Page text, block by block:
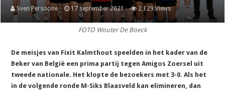
Sven Persoone 17 september 2021 2,129 Views
FOTO Wouter De Boeck
De meisjes van Fixit Kalmthout speelden in het kader van de
Beker van België een prima partij tegen Amigos Zoersel uit
tweede nationale. Het klopte de bezoekers met 3-0. Als het
in de volgende ronde M-Siks Blaasveld kan elimineren, dan